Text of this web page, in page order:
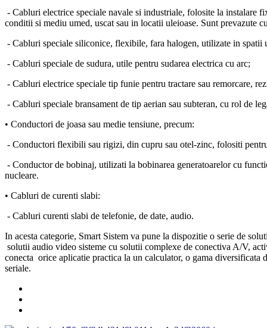
- Cabluri electrice speciale navale si industriale, folosite la instalare
conditii si mediu umed, uscat sau in locatii uleioase. Sunt prevazute
- Cabluri speciale siliconice, flexibile, fara halogen, utilizate in
- Cabluri speciale de sudura, utile pentru sudarea electrica cu arc;
- Cabluri electrice speciale tip funie pentru tractare sau remorcare,
- Cabluri speciale bransament de tip aerian sau subteran, cu rol de
• Conductori de joasa sau medie tensiune, precum:
- Conductori flexibili sau rigizi, din cupru sau otel-zinc, folositi
- Conductor de bobinaj, utilizati la bobinarea generatoarelor cu
nucleare.
• Cabluri de curenti slabi:
- Cabluri curenti slabi de telefonie, de date, audio.
In acesta categorie, Smart Sistem va pune la dispozitie o serie de
solutii audio video sisteme cu solutii complexe de conectiva A/V,
conecta orice aplicatie practica la un calculator, o gama
seriale.